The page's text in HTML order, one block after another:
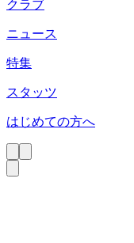
クラブ
ニュース
特集
スタッツ
はじめての方へ